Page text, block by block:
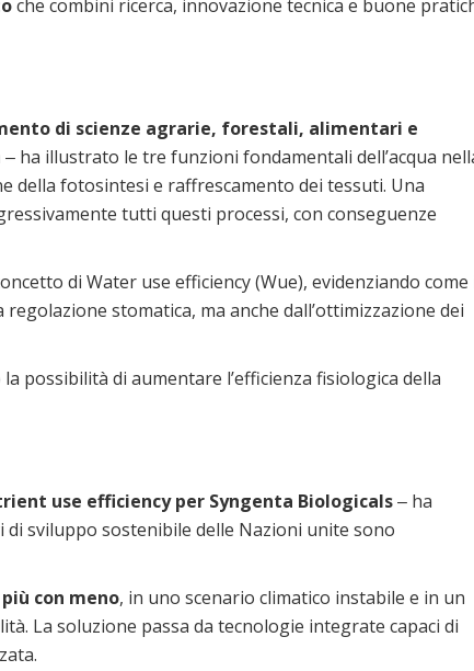
che combini ricerca, innovazione tecnica e buone
di scienze agrarie, forestali, alimentari e
‒ ha illustrato le tre funzioni fondamentali dell’acqua
fotosintesi e raffrescamento dei tessuti. Una
tutti questi processi, con conseguenze
di Water use efficiency (Wue), evidenziando come
stomatica, ma anche dall’ottimizzazione dei
possibilità di aumentare l’efficienza fisiologica della
use efficiency per Syngenta Biologicals‒ ha
sviluppo sostenibile delle Nazioni unite sono
con meno, in uno scenario climatico instabile e in un
La soluzione passa da tecnologie integrate capaci di